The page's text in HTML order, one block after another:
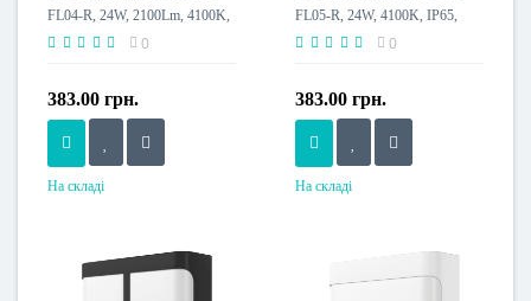
FL04-R, 24W, 2100Lm, 4100K,
IP65, білий
0
383.00 грн.
На складі
Розмір, мм
FL05-R, 24W, 4100K, IP65,
чорний, 230V
0
383.00 грн.
На складі